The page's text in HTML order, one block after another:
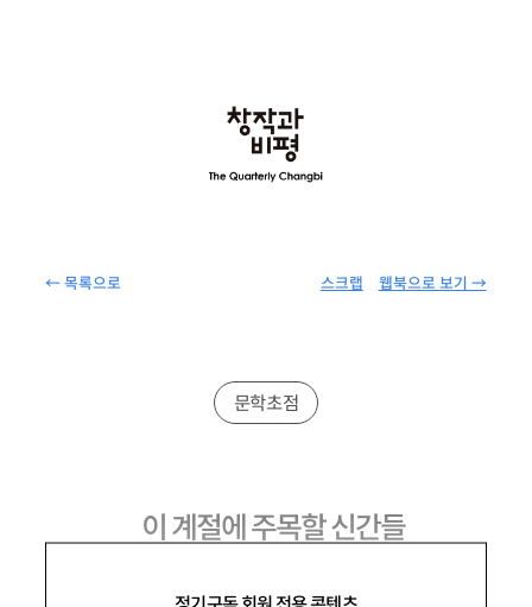
← 목록으로 웹북으로 보기 →
스크랩
문학초점
이 계절에 주목할신간들